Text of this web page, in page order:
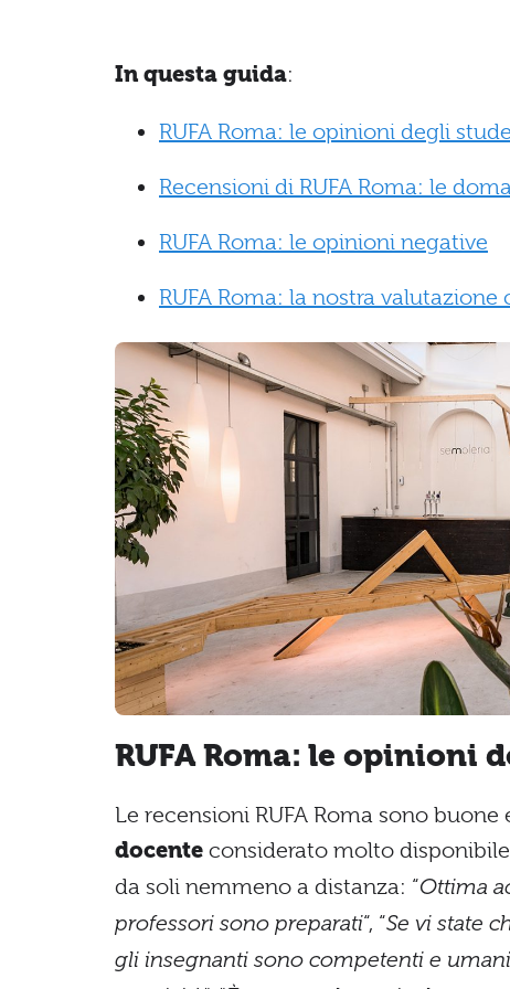
In questa guida:
RUFA Roma: le opinioni degli
Recensioni di RUFA Roma: le
RUFA Roma: le opinioni negative
RUFA Roma: la nostra valutazione
RUFA Roma: le opinioni
Le recensioni RUFA Roma sono
docente considerato molto
da soli nemmeno a distanza: “Ottima
professori sono preparati“, “Se vi state
gli insegnanti sono competenti e